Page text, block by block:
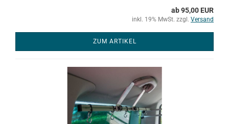
ab 95,00 EUR
inkl. 19% MwSt. zzgl. Versand
ZUM ARTIKEL